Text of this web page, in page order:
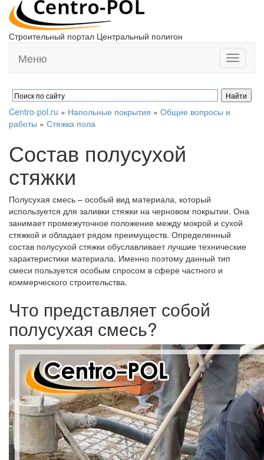
Строительный портал Центральный полигон
Toggle
Меню
Centro-pol.ru » Напольные покрытия » Общие вопросы и
работы » Стяжка пола
Состав полусухой
стяжки
Полусухая смесь – особый вид материала, который
используется для заливки стяжки на черновом покрытии. Она
занимает промежуточное положение между мокрой и сухой
стяжкой и обладает рядом преимуществ. Определенный
состав полусухой стяжки обуславливает лучшие технические
характеристики материала. Именно поэтому данный тип
смеси пользуется особым спросом в сфере частного и
коммерческого строительства.
Что представляет собой
полусухая смесь?